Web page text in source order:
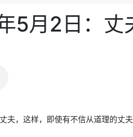
5月2日：丈
夫，这样，即使有不信从道理的丈